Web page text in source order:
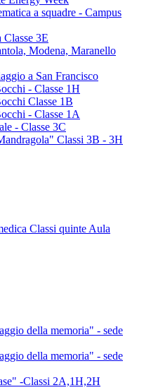
a squadre - Campus
3E
Modena, Maranello
a San Francisco
- Classe 1H
Classe 1B
- Classe 1A
- Classe 3C
Classi 3B - 3H
Classi quinte Aula
della memoria" - sede
della memoria" - sede
-Classi 2A,1H,2H